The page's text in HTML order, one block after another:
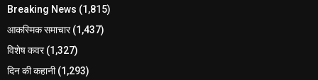
Breaking News (1,815)
आकस्मिक समाचार(1,437)
विशेष कवर(1,327)
दिन की कहानी(1,293)